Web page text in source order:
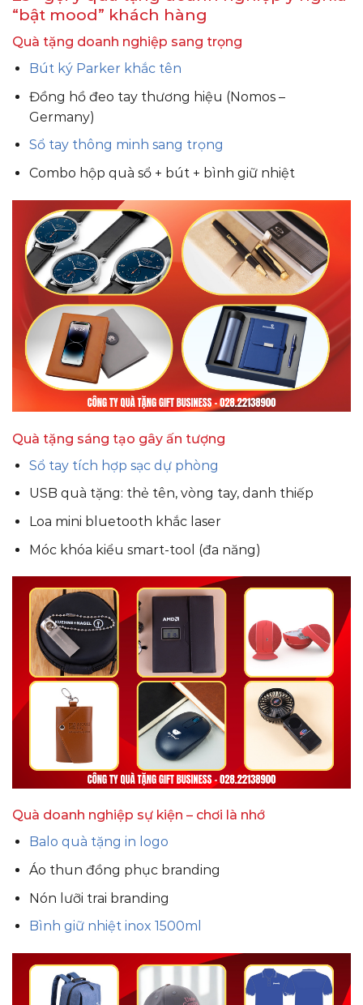
“bật mood” khách hàng
Quà tặng doanh nghiệp sang trọng
Bút ký Parker khắc tên
Đồng hồ đeo tay thương hiệu (Nomos –
Germany)
Sổ tay thông minh sang trọng
Combo hộp quà sổ + bút + bình giữ nhiệt
Quà tặng sáng tạo gây ấn tượng
Sổ tay tích hợp sạc dự phòng
USB quà tặng: thẻ tên, vòng tay, danh thiếp
Loa mini bluetooth khắc laser
Móc khóa kiểu smart-tool (đa năng)
Quà doanh nghiệp sự kiện – chơi là nhớ
Balo quà tặng in logo
Áo thun đồng phục branding
Nón lưỡi trai branding
Bình giữ nhiệt inox 1500ml